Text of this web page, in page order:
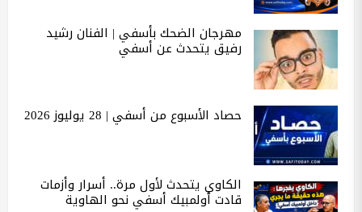
مهرجان الضحك بأسفي | الفنان رشيد
رفيق يتحدث عن أسفي
حصاد الأسبوع من أسفي | 28 يوليوز 2026
الكاوي يتحدث لأول مرة.. أسرار وأزمات
قادت أولمبيك أسفي نحو الهاوية